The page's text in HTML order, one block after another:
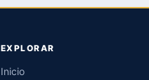
EXPLORAR
Inicio